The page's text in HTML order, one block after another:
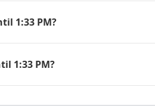
1:33 PM?
1:33 PM?